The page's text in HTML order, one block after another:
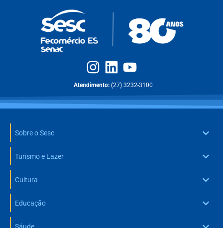
Atendimento: (27) 3232-3100
Sobre o Sesc
Turismo e Lazer
Cultura
Educação